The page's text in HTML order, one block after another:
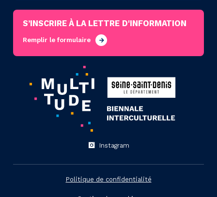
S’INSCRIRE À LA LETTRE D'INFORMATION
Remplir le formulaire
Instagram
Politique de confidentialité